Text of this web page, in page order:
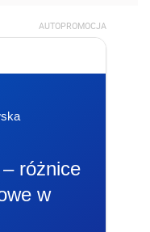
AUTOPROMOCJA
– różnice
w